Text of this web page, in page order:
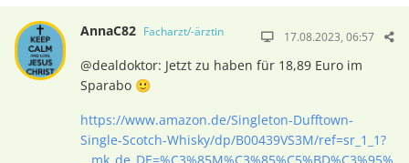
AnnaC82 Facharzt/-ärztin 17.08.2023, 06:57
@dealdoktor: Jetzt zu haben für 18,89 Euro im
Sparabo 🙂
https://www.amazon.de/Singleton-Dufftown-
Single-Scotch-Whisky/dp/B00439VS3M/ref=sr_1_1?